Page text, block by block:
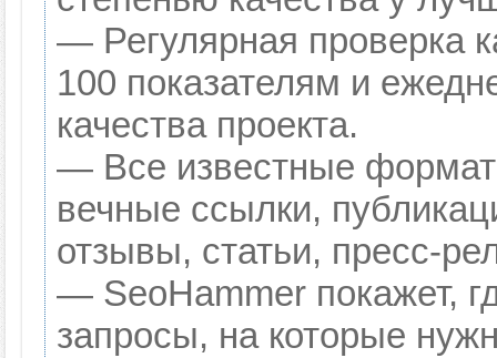
— Регулярная проверка
100 показателям и
качества проекта.
— Все известные
вечные ссылки,
отзывы, статьи, пресс-
— SeoHammer покажет,
запросы, на которые